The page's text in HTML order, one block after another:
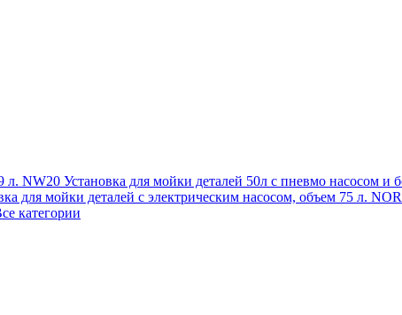
л. NW20 Установка для мойки деталей 50л с пневмо насосом и
для мойки деталей с электрическим насосом, объем 75 л.
категории